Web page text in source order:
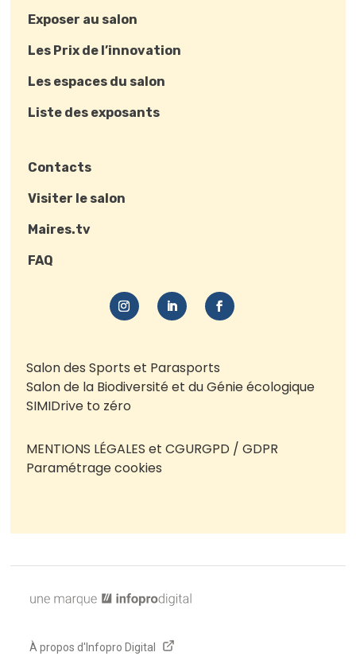
Exposer au salon
Les Prix de l’innovation
Les espaces du salon
Liste des exposants
Contacts
Visiter le salon
Maires.tv
FAQ
Salon des Sports et Parasports
Salon de la Biodiversité et du Génie écologique
SIMIDrive to zéro
MENTIONS LÉGALES et CGURGPD / GDPR
Paramétrage cookies